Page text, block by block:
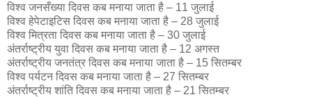
विश्व जनसँख्या दिवस कब मनाया जाता है – 11 जुलाई
विश्व हेपेटाइटिस दिवस कब मनाया जाता है – 28 जुलाई
विश्व मित्रता दिवस कब मनाया जाता है – 30 जुलाई
अंतर्राष्ट्रीय युवा दिवस कब मनाया जाता है – 12 अगस्त
अंतर्राष्ट्रीय जनतंत्र दिवस कब मनाया जाता है – 15 सितम्बर
विश्व पर्यटन दिवस कब मनाया जाता है – 27 सितम्बर
अंतर्राष्ट्रीय शांति दिवस कब मनाया जाता है – 21 सितम्बर